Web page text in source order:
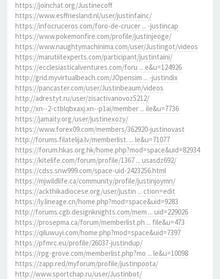
https://joinchat.org/Justinecoff
https://www.esffriesland.nl/user/justinfainc/
https://infocruceros.com/foro-de-crucer ... -justincap
https://www.pokemonfire.com/profile/justinjeoge/
https://www.naughtymachinima.com/user/Justingot/videos
https://marutiitexperts.com/participant/justintaini/
https://ecclesiasticalventures.com/foru ... e&u=124926
http://grid.myvirtualbeach.com/JOpensim ... -justindix
https://pancaster.com/user/Justinbeaum/videos
http://adrestyt.ru/user/zisactivanovoz5212/
http://xn--2-ctblqbxaxj.xn--p1ai/member ... ile&u=7736
https://jamaity.org/user/justinexozy/
https://www.forex09.com/members/362920-justinovast
http://forums.filatelija.lv/memberlist. ... le&u=71077
https://forum.hkas.org.hk/home.php?mod=space&uid=82934
https://kitelife.com/forum/profile/1367 ... usasdz692/
https://cdss.snw999.com/space-uid-2423256.html
https://mjwildlife.ca/community/profile/justinjoymn/
https://ackthikadiocese.org/user/justin ... ction=edit
https://ly.lineage.cn/home.php?mod=space&uid=9283
http://forums.cgb.designknights.com/mem ... uid=229026
https://prosepma.ca/forum/memberlist.ph ... file&u=473
https://qiluwuyi.com/home.php?mod=space&uid=7397
https://pfmrc.eu/profile/26037-justindup/
https://rpg-grove.com/memberlist.php?mo ... le&u=10098
https://zapp.red/myforum/profile/justinpoota/
http://www.sportchap.ru/user/Justinbot/